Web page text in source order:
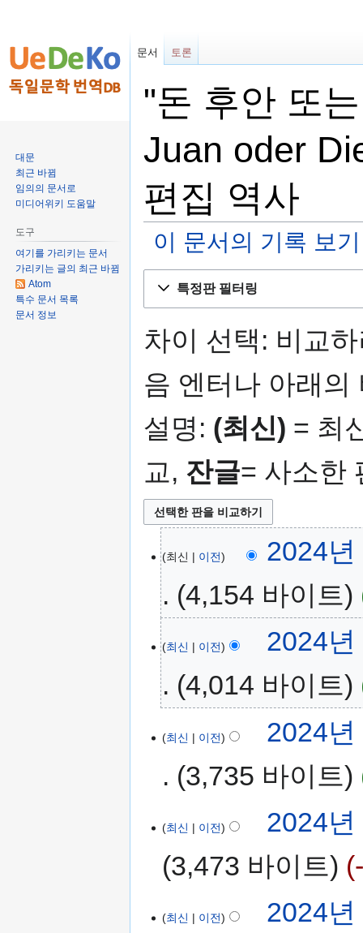
"돈 후안 또
Juan oder
편집 역사
이 문서의 기록 보기
기
로
기
러
가
특정판 필터링
차이 선택: 비교
음 엔터나 아래의
설명: (최신) = 최
교, 잔글= 사소한
최신 이전
2024
4,154 바이트
최신 이전
2024
4,014 바이트
최신 이전
2024
3,735 바이트
최신 이전
2024
3,473 바이트
최신 이전
2024
문서 토론
대문
최근 바뀜
임의의 문서로
미디어위키 도움말
도구
여기를 가리키는 문서
가리키는 글의 최근 바뀜
Atom
특수 문서 목록
문서 정보